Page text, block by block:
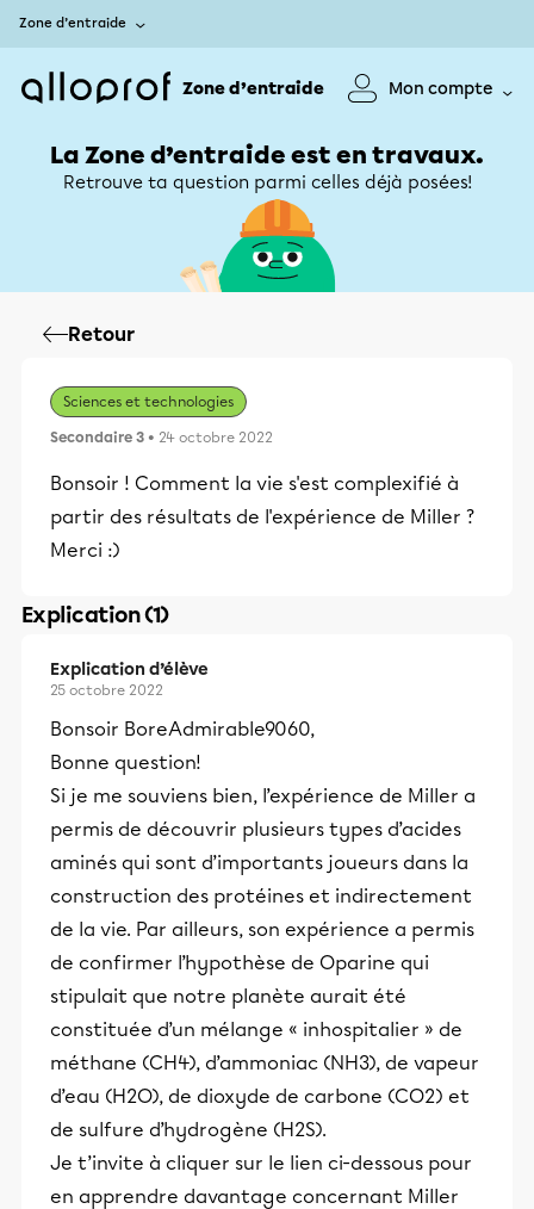
Zone d’entraide
Zone d’entraide Mon compte
La Zone d’entraide est en travaux.
Retrouve ta question parmi celles déjà posées!
Retour
Sciences et technologies
Secondaire 3 • 24 octobre 2022
Bonsoir ! Comment la vie s'est complexifié à
partir des résultats de l'expérience de Miller ?
Merci :)
Explication (1)
Explication d’élève
25 octobre 2022
Bonsoir BoreAdmirable9060,
Bonne question!
Si je me souviens bien, l’expérience de Miller a
permis de découvrir plusieurs types d’acides
aminés qui sont d’importants joueurs dans la
construction des protéines et indirectement
de la vie. Par ailleurs, son expérience a permis
de confirmer l’hypothèse de Oparine qui
stipulait que notre planète aurait été
constituée d’un mélange « inhospitalier » de
méthane (CH4), d’ammoniac (NH3), de vapeur
d’eau (H2O), de dioxyde de carbone (CO2) et
de sulfure d’hydrogène (H2S).
Je t’invite à cliquer sur le lien ci-dessous pour
en apprendre davantage concernant Miller